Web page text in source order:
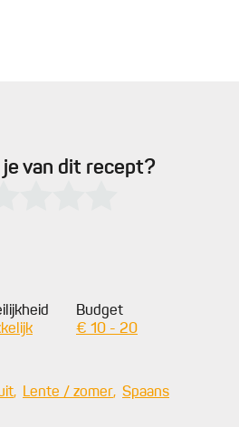
je van dit recept?
Budget
€ 10 - 20
Lente / zomer Spaans